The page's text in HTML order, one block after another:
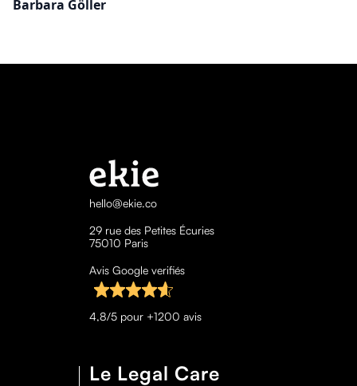
Barbara Göller
hello@ekie.co
29 rue des Petites Écuries
75010 Paris
Avis Google verifiés
4,8/5 pour +1200 avis
Le Legal Care